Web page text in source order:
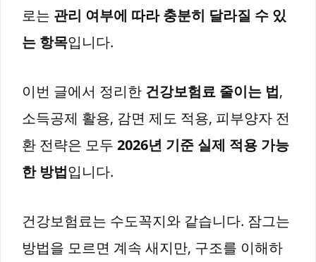
로는 관리 여부에 따라 충분히 달라질 수 있
는 항목입니다.
이번 글에서 정리한 건강보험료 줄이는 법,
소득공제 활용, 감면 제도 적용, 피부양자 전
환 전략은 모두 2026년 기준 실제 적용 가능
한 방법입니다.
건강보험료는 수도꼭지와 같습니다. 잠그는
방법을 모르면 계속 새지만, 구조를 이해하